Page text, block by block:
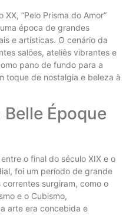
“Pelo Prisma do Amor”
época de grandes
e artísticas. O cenário da
salões, ateliês vibrantes e
pano de fundo para a
toque de nostalgia e beleza à
Époque
o final do século XIX e o
foi um período de grande
surgiram, como o
e o Cubismo,
arte era concebida e